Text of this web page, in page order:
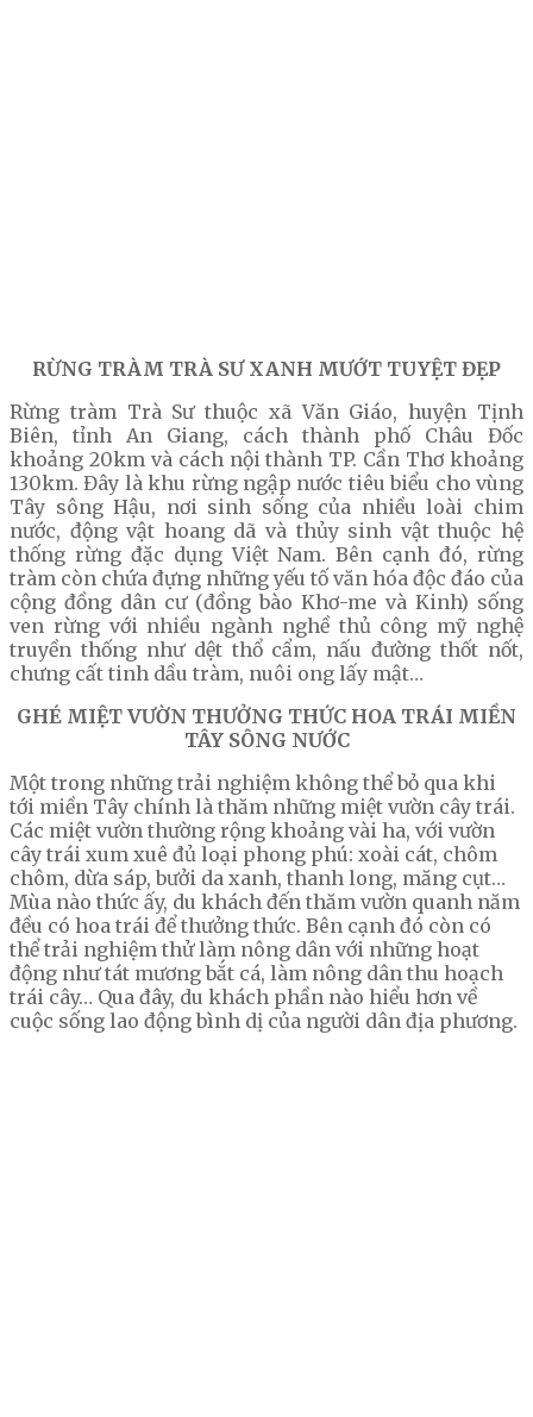
RỪNG TRÀM TRÀ SƯ XANH MƯỚT TUYỆT ĐẸP
Rừng tràm Trà Sư thuộc xã Văn Giáo, huyện Tịnh
Biên, tỉnh An Giang, cách thành phố Châu Đốc
khoảng 20km và cách nội thành TP. Cần Thơ khoảng
130km. Đây là khu rừng ngập nước tiêu biểu cho vùng
Tây sông Hậu, nơi sinh sống của nhiều loài chim
nước, động vật hoang dã và thủy sinh vật thuộc hệ
thống rừng đặc dụng Việt Nam. Bên cạnh đó, rừng
tràm còn chứa đựng những yếu tố văn hóa độc đáo của
cộng đồng dân cư (đồng bào Khơ-me và Kinh) sống
ven rừng với nhiều ngành nghề thủ công mỹ nghệ
truyền thống như dệt thổ cẩm, nấu đường thốt nốt,
chưng cất tinh dầu tràm, nuôi ong lấy mật…
GHÉ MIỆT VƯỜN THƯỞNG THỨC HOA TRÁI MIỀN
TÂY SÔNG NƯỚC
Một trong những trải nghiệm không thể bỏ qua khi
tới miền Tây chính là thăm những miệt vườn cây trái.
Các miệt vườn thường rộng khoảng vài ha, với vườn
cây trái xum xuê đủ loại phong phú: xoài cát, chôm
chôm, dừa sáp, bưởi da xanh, thanh long, măng cụt…
Mùa nào thức ấy, du khách đến thăm vườn quanh năm
đều có hoa trái để thưởng thức. Bên cạnh đó còn có
thể trải nghiệm thử làm nông dân với những hoạt
động như tát mương bắt cá, làm nông dân thu hoạch
trái cây… Qua đây, du khách phần nào hiểu hơn về
cuộc sống lao động bình dị của người dân địa phương.